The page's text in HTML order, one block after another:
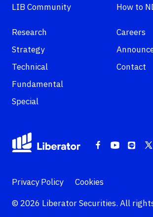
LIB Community
How to
Research
Strategy
Technical
Fundamental
Special
Careers
Contact
Privacy Policy
Cookies
© 2026 Liberator Securities. All